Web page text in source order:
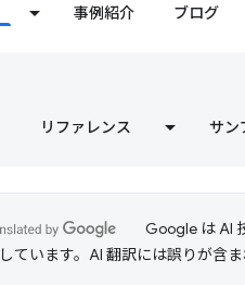
事例紹介 ブログ
リファレンス サン
Google は AI
ています。AI 翻訳には誤りが含ま